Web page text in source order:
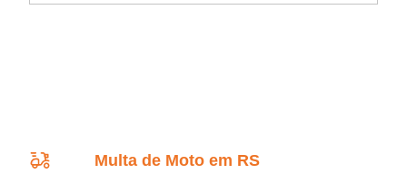
Multa de Moto em RS